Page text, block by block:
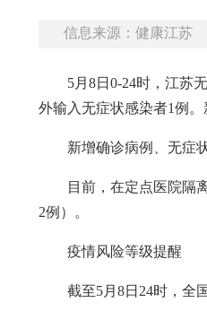
信息来源：健康江苏
5月8日0-24时，江苏
外输入无症状感染者1例
新增确诊病例、无症
目前，在定点医院隔
2例）。
疫情风险等级提醒
截至5月8日24时，全